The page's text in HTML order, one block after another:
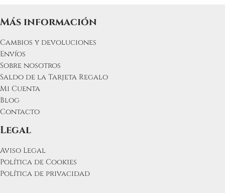
de
producto
Más información
Cambios y devoluciones
Envíos
Sobre nosotros
Saldo de la Tarjeta Regalo
Mi Cuenta
Blog
Contacto
Legal
Aviso Legal
Política de Cookies
Política de privacidad